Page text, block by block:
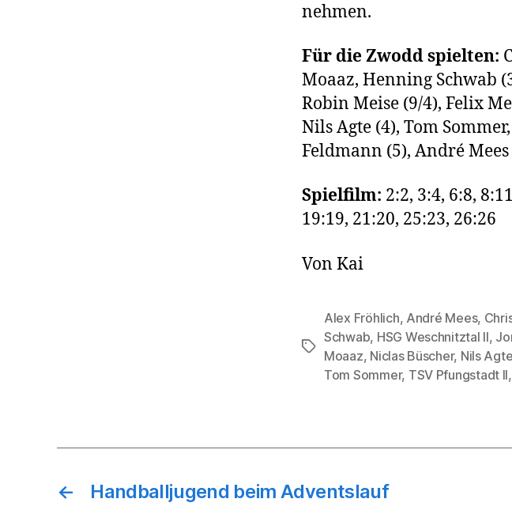
nehmen.
Für die Zwodd spielten:
Moaaz, Henning Schwab
Robin Meise (9/4), Felix
Nils Agte (4), Tom
Feldmann (5), André
Spielfilm: 2:2, 3:4, 6:8,
19:19, 21:20, 25:23, 26:26
Von Kai
Schlagwörter
Alex Fröhlich, André Mees,
Schwab, HSG Weschnitztal II,
Moaaz, Niclas Büscher, Nils Agte
Tom Sommer, TSV Pfungstadt II,
← Handballjugend beim Adventslauf